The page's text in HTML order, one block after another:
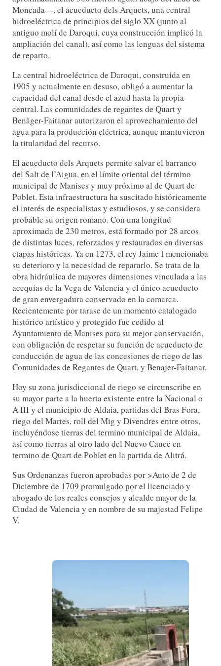
Moncada—, el acueducto dels Arquets, una central
hidroeléctrica de principios del siglo XX (junto al
antiguo molí de Daroqui, cuya construcción implicó la
ampliación del canal), así como las lenguas del sistema
de reparto.
La central hidroeléctrica de Daroqui, construida en
1905 y actualmente en desuso, obligó a aumentar la
capacidad del canal desde el azud hasta la propia
central. Las comunidades de regantes de Quart y
Benàger-Faitanar autorizaron el aprovechamiento del
agua para la producción eléctrica, aunque mantuvieron
la titularidad del recurso.
El acueducto dels Arquets permite salvar el barranco
del Salt de l’Aigua, en el límite oriental del término
municipal de Manises y muy próximo al de Quart de
Poblet. Esta infraestructura ha suscitado históricamente
el interés de especialistas y estudiosos, y se considera
probable su origen romano. Con una longitud
aproximada de 230 metros, está formado por 28 arcos
de distintas luces, reforzados y restaurados en diversas
etapas históricas. Ya en 1273, el rey Jaime I mencionaba
su deterioro y la necesidad de repararlo. Se trata de la
obra hidráulica de mayores dimensiones vinculada a las
acequias de la Vega de Valencia y el único acueducto
de gran envergadura conservado en la comarca.
Recientemente por tarase de un momento catalogado
histórico artístico y protegido fue cedido al
Ayuntamiento de Manises para su mejor conservación,
con obligación de respetar su función de acueducto de
conducción de agua de las concesiones de riego de las
Comunidades de Regantes de Quart, y Benajer-Faitanar.
Hoy su zona jurisdiccional de riego se circunscribe en
su mayor parte a la huerta existente entre la Nacional o
A III y el municipio de Aldaia, partidas del Bras Fora,
riego del Martes, roll del Mig y Divendres entre otros,
incluyéndose tierras del termino municipal de Aldaia,
así como tierras al otro lado del Nuevo Cauce en
termino de Quart de Poblet en la partida de Alitrá.
Sus Ordenanzas fueron aprobadas por >Auto de 2 de
Diciembre de 1709 promulgado por el licenciado y
abogado de los reales consejos y alcalde mayor de la
Ciudad de Valencia y en nombre de su majestad Felipe
V.